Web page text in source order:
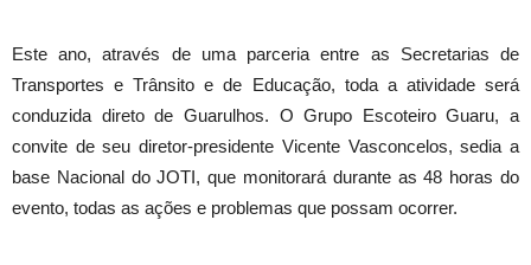
Este ano, através de uma parceria entre as Secretarias de
Transportes e Trânsito e de Educação, toda a atividade será
conduzida direto de Guarulhos. O Grupo Escoteiro Guaru, a
convite de seu diretor-presidente Vicente Vasconcelos, sedia a
base Nacional do JOTI, que monitorará durante as 48 horas do
evento, todas as ações e problemas que possam ocorrer.